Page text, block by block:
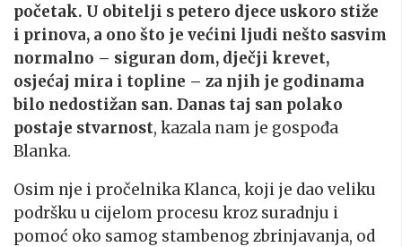
početak. U obitelji s petero djece uskoro stiže
i prinova, a ono što je većini ljudi nešto sasvim
normalno – siguran dom, dječji krevet,
osjećaj mira i topline – za njih je godinama
bilo nedostižan san. Danas taj san polako
postaje stvarnost, kazala nam je gospođa
Blanka.
Osim nje i pročelnika Klanca, koji je dao veliku
podršku u cijelom procesu kroz suradnju i
pomoć oko samog stambenog zbrinjavanja, od